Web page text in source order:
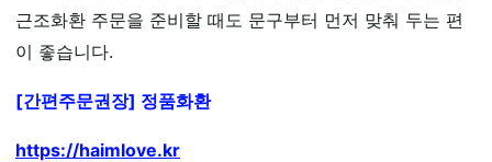
근조화환 주문을 준비할 때도 문구부터 먼저 맞춰 두는 편
이 좋습니다.
[간편주문권장] 정품화환
https://haimlove.kr